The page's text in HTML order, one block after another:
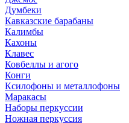
Думбеки
Кавказские барабаны
Калимбы
Кахоны
Клавес
Ковбеллы и агого
Конги
Ксилофоны и металлофоны
Маракасы
Наборы перкуссии
Ножная перкуссия